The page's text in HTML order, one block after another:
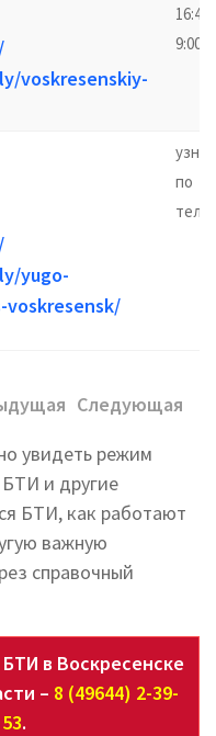
voskresenskiy-
yugo-
по
Следующая
увидеть режим
и другие
БТИ, как работают
важную
справочный
в Воскресенске
– 8 (49644) 2-39-
53.